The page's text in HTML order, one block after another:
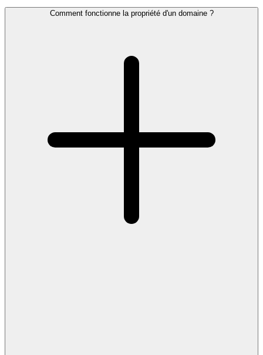
Comment fonctionne la propriété d'un domaine ?